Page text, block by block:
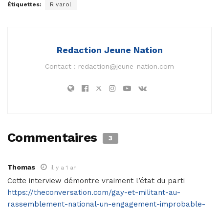
Étiquettes: Rivarol
Redaction Jeune Nation
Contact : redaction@jeune-nation.com
Commentaires 3
Thomas il y a 1 an
Cette interview démontre vraiment l’état du parti
https://theconversation.com/gay-et-militant-au-
rassemblement-national-un-engagement-improbable-